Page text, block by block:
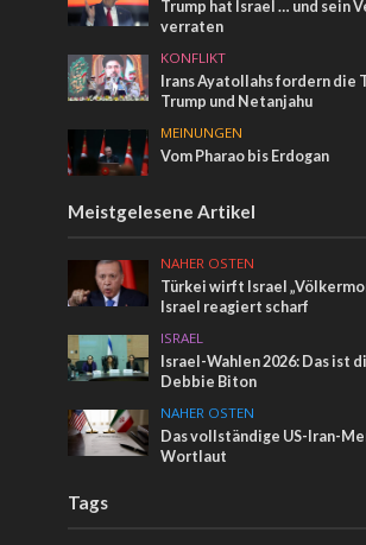
Trump hat Israel … und sein
verraten
KONFLIKT
Irans Ayatollahs fordern die
Trump und Netanjahu
MEINUNGEN
Vom Pharao bis Erdogan
Meistgelesene Artikel
NAHER OSTEN
Türkei wirft Israel
Israel reagiert scharf
ISRAEL
Israel-Wahlen 2026: Das ist
Debbie Biton
NAHER OSTEN
Das vollständige US-Iran-
Wortlaut
Tags